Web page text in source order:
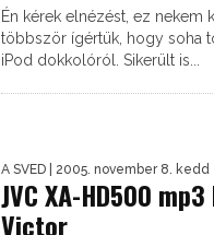
Én kérek elnézést, ez nekem
többször ígértük, hogy soha
iPod dokkolóról. Sikerült is...
A SVED | 2005. november 8. kedd
JVC XA-HD500
Victor